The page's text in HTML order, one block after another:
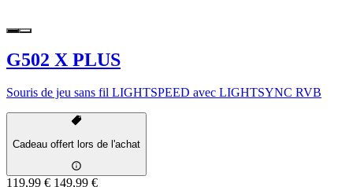
G502 X PLUS
Souris de jeu sans fil LIGHTSPEED avec LIGHTSYNC RVB
Cadeau offert lors de l'achat
119,99 € 149,99 €